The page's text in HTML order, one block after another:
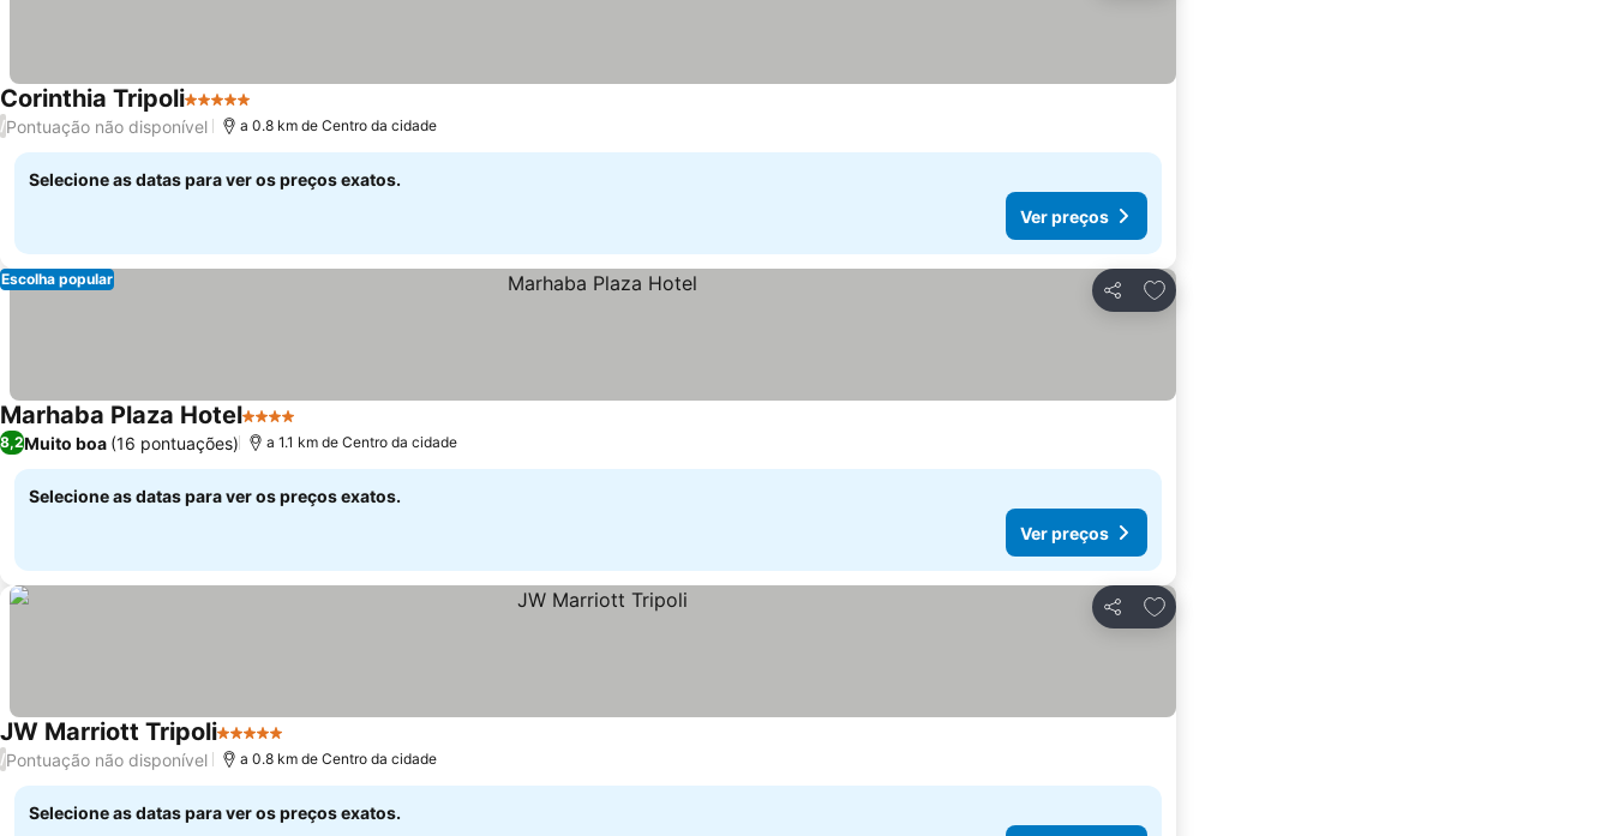
Corinthia Tripoli5 Estrelas
/Pontuação não disponível a 0.8 km de Centro da cidade
Selecione as datas para ver os preços exatos.
Ver preços
Partilhar
Adicionar aos favoritos
Escolha popular
Marhaba Plaza Hotel4 Estrelas
8,2Muito boa (16 pontuações) a 1.1 km de Centro da cidade
Selecione as datas para ver os preços exatos.
Ver preços
Partilhar
Adicionar aos favoritos
JW Marriott Tripoli5 Estrelas
/Pontuação não disponível a 0.8 km de Centro da cidade
Selecione as datas para ver os preços exatos.